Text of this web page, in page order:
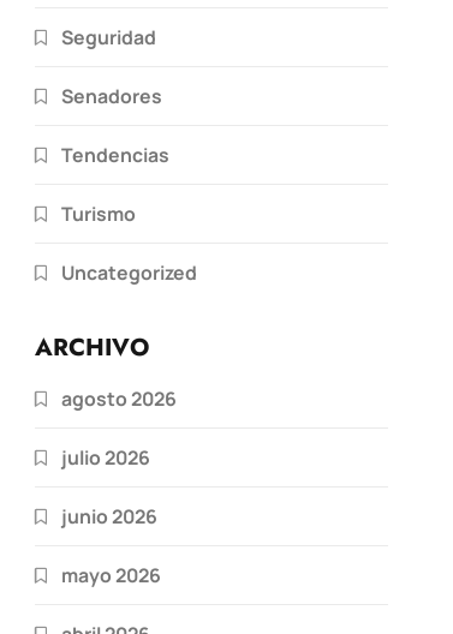
Seguridad
Senadores
Tendencias
Turismo
Uncategorized
ARCHIVO
agosto 2026
julio 2026
junio 2026
mayo 2026